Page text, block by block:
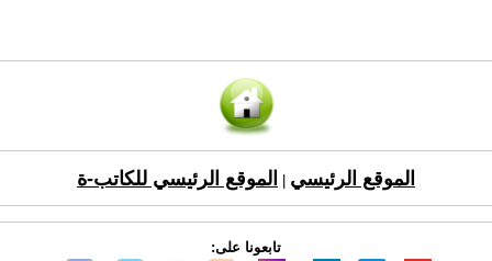
الموقع الرئيسي الموقع الرئيسي للكاتب-ة
تابعونا على: